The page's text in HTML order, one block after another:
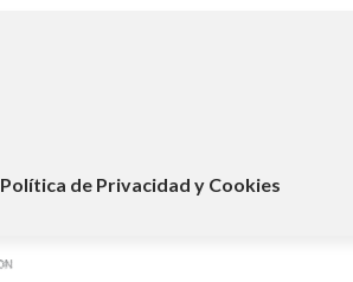
Política de Privacidad y Cookies